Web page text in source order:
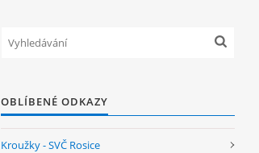
OBLÍBENÉ ODKAZY
Kroužky - SVČ Rosice